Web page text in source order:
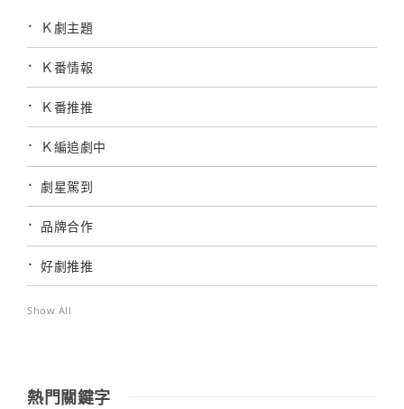
Ｋ劇主題
Ｋ番情報
Ｋ番推推
Ｋ編追劇中
劇星駕到
品牌合作
好劇推推
Show All
熱門關鍵字